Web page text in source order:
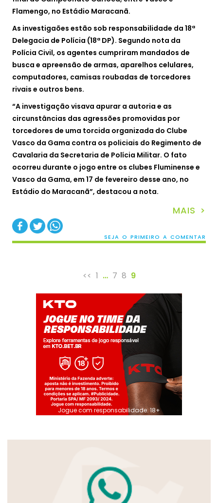
Flamengo, no Estádio Maracanã.
As investigaões estão sob responsabilidade da 18ª
Delegacia de Polícia (18ª DP). Segundo nota da
Polícia Civil, os agentes cumpriram mandados de
busca e apreensão de armas, aparelhos celulares,
computadores, camisas roubadas de torcedores
rivais e outros bens.
“A investigação visava apurar a autoria e as
circunstâncias das agressões promovidas por
torcedores de uma torcida organizada do Clube
Vasco da Gama contra os policiais do Regimento de
Cavalaria da Secretaria de Polícia Militar. O fato
ocorreu durante o jogo entre os clubes Fluminense e
Vasco da Gama, em 17 de fevereiro desse ano, no
Estádio do Maracanã”, destacou a nota.
MAIS >
SEJA O PRIMEIRO A COMENTAR
<< 1 … 7 8 9
Jogue com responsabilidade. 18+